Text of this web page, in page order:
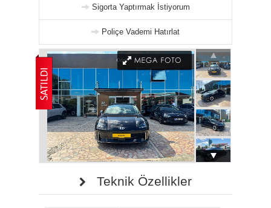
Sigorta Yaptırmak İstiyorum
Poliçe Vademi Hatırlat
Teknik Özellikler